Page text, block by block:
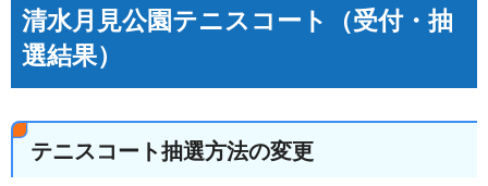
清水月見公園テニスコート（受付・抽
選結果）
テニスコート抽選方法の変更